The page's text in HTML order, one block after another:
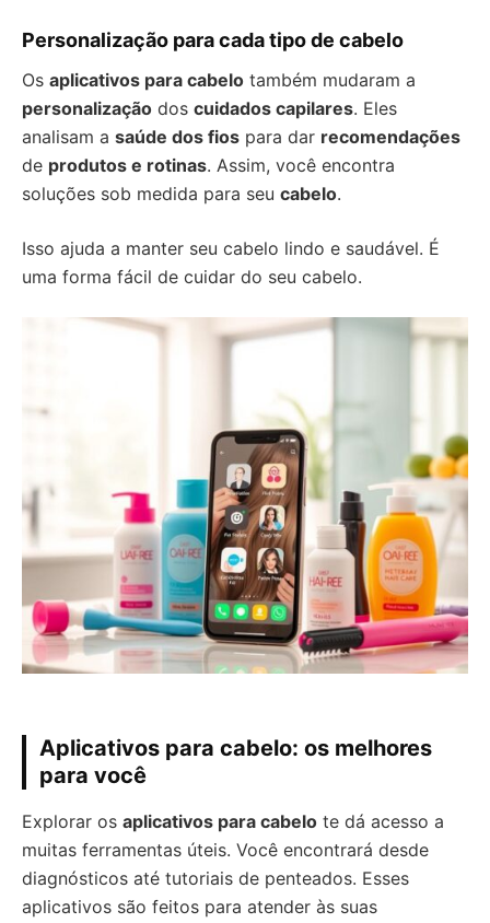
Personalização para cada tipo de cabelo
Os aplicativos para cabelo também mudaram a
personalização dos cuidados capilares. Eles
analisam a saúde dos fios para dar recomendações
de produtos e rotinas. Assim, você encontra
soluções sob medida para seu cabelo.
Isso ajuda a manter seu cabelo lindo e saudável. É
uma forma fácil de cuidar do seu cabelo.
Aplicativos para cabelo: os melhores
para você
Explorar os aplicativos para cabelo te dá acesso a
muitas ferramentas úteis. Você encontrará desde
diagnósticos até tutoriais de penteados. Esses
aplicativos são feitos para atender às suas